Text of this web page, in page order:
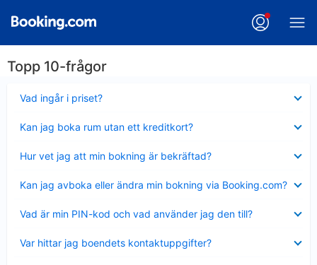
Topp 10-frågor
Vad ingår i priset?
mindre
Kan jag boka rum utan ett kreditkort?
mindre
Hur vet jag att min bokning är bekräftad?
mindre
Kan jag avboka eller ändra min bokning via Booking.com?
mindre
Vad är min PIN-kod och vad använder jag den till?
mindre
Var hittar jag boendets kontaktuppgifter?
mindre